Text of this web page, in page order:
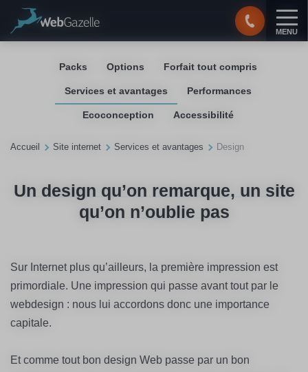
MENU
Packs Options Forfait tout compris
Services et avantages Performances
Ecoconception Accessibilité
Accueil Site internet Services et avantages Design
Un design qu’on remarque, un site
qu’on n’oublie pas
Sur Internet plus qu’ailleurs, la première impression est
primordiale. Une impression qui passe avant tout par le
webdesign : nous lui accordons donc une importance
capitale.
Et comme tout bon design Web passe par un bon
Panneau de gestion des cookies